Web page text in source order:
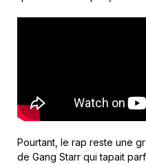
Pourtant, le rap reste une
de Gang Starr qui tapait